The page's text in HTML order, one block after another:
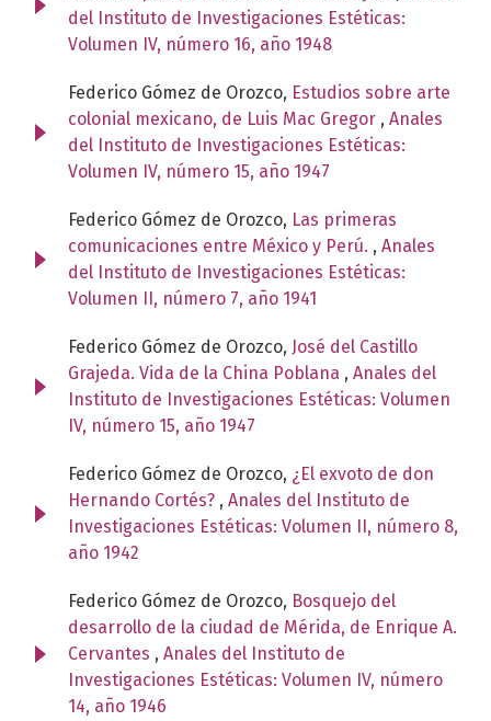
del Instituto de Investigaciones Estéticas:
Volumen IV, número 16, año 1948
Federico Gómez de Orozco, Estudios sobre arte
colonial mexicano, de Luis Mac Gregor , Anales
del Instituto de Investigaciones Estéticas:
Volumen IV, número 15, año 1947
Federico Gómez de Orozco, Las primeras
comunicaciones entre México y Perú. , Anales
del Instituto de Investigaciones Estéticas:
Volumen II, número 7, año 1941
Federico Gómez de Orozco, José del Castillo
Grajeda. Vida de la China Poblana , Anales del
Instituto de Investigaciones Estéticas: Volumen
IV, número 15, año 1947
Federico Gómez de Orozco, ¿El exvoto de don
Hernando Cortés? , Anales del Instituto de
Investigaciones Estéticas: Volumen II, número 8,
año 1942
Federico Gómez de Orozco, Bosquejo del
desarrollo de la ciudad de Mérida, de Enrique A.
Cervantes , Anales del Instituto de
Investigaciones Estéticas: Volumen IV, número
14, año 1946